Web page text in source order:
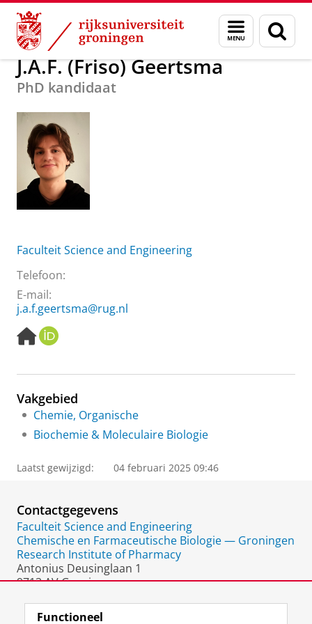
Skip
Content
Skip
Navigation
Menu
en
zoeken
Over ons J.A.F. (Friso) Geertsma
J.A.F. (Friso) Geertsma
PhD kandidaat
Faculteit Science and Engineering
Telefoon:
E-mail:
j.a.f.geertsma@rug.nl
H
o
e
a
g
e
I
Vakgebied
Chemie, Organische
Biochemie & Moleculaire Biologie
Laatst gewijzigd: 04 februari 2025 09:46
Contactgegevens
Faculteit Science and Engineering
Chemische en Farmaceutische Biologie — Groningen
Research Institute of Pharmacy
Antonius Deusinglaan 1
9713 AV Groningen
Functioneel